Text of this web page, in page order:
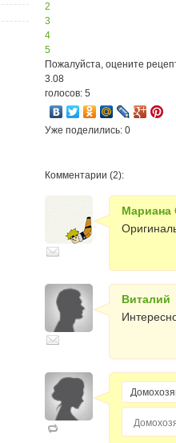
2
3
4
5
Пожалуйста, оцените
3.08
голосов: 5
Уже поделились: 0
Комментарии (2):
Мариана
Виталий